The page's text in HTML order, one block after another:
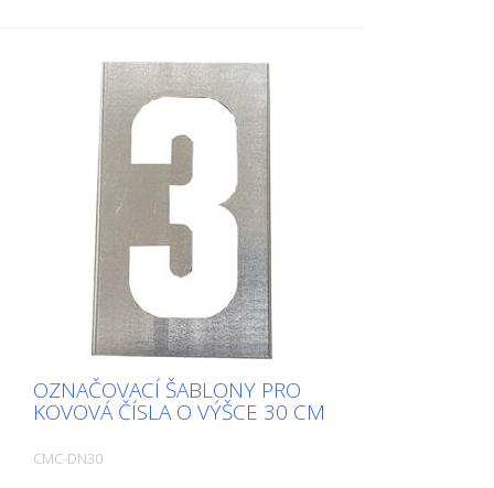
OZNAČOVACÍ ŠABLONY PRO
KOVOVÁ ČÍSLA O VÝŠCE 30 CM
CMC-DN30